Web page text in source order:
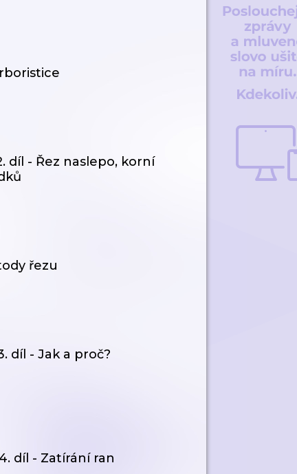
díl - Řez naslepo, korní
řezu
díl - Jak a proč?
díl - Zatírání ran